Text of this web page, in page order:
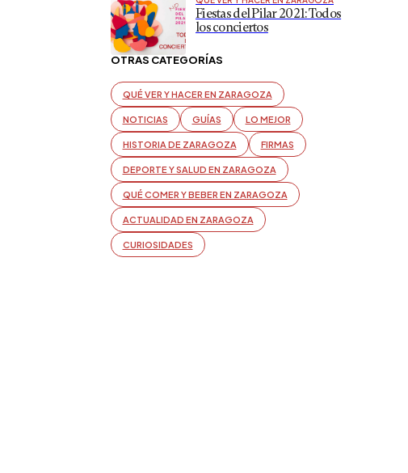
Fiestas del Pilar 2021: Todos
los conciertos
OTRAS CATEGORÍAS
QUÉ VER Y HACER EN ZARAGOZA
NOTICIAS GUÍAS LO MEJOR
HISTORIA DE ZARAGOZA FIRMAS
DEPORTE Y SALUD EN ZARAGOZA
QUÉ COMER Y BEBER EN ZARAGOZA
ACTUALIDAD EN ZARAGOZA
CURIOSIDADES